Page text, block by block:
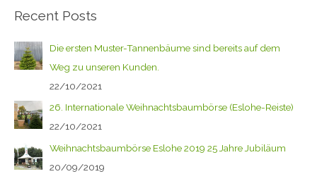
Recent Posts
Die ersten Muster-Tannenbäume sind bereits auf dem
Weg zu unseren Kunden.
22/10/2021
26. Internationale Weihnachtsbaumbörse (Eslohe-Reiste)
22/10/2021
Weihnachtsbaumbörse Eslohe 2019 25 Jahre Jubiläum
20/09/2019